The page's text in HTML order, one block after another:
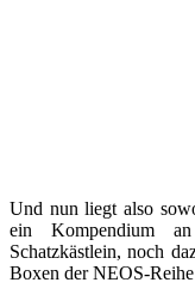
Und nun liegt also
ein Kompendium
Schatzkästlein, noch
Boxen der NEOS-